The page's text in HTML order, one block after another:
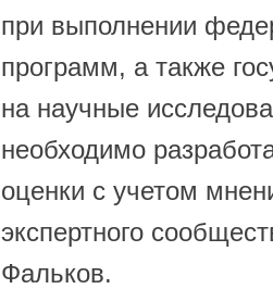
при выполнении
программ, а также
на научные
необходимо
оценки с учетом
экспертного
Фальков.